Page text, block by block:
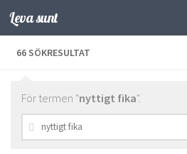
Hoppa till innehåll
Leva sunt
66 SÖKRESULTAT
För termen "nyttigt fika".
Sök
efter: